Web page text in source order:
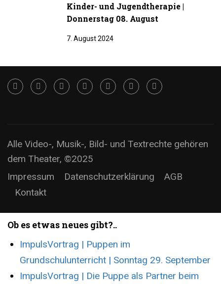
Kinder- und Jugendtherapie |
Donnerstag 08. August
7. August 2024
Alle Video-, Musik-, Bild- und Textrechte gehören
dem Theater, ©2025
Impressum
Datenschutzerklärung
AGB
Kontakt
Ob es etwas neues gibt?..
ImpulsVortrag | Puppen im
Grundschulunterricht | Sonntag 29. September
ImpulsVortrag | Die Puppe als Partner beim